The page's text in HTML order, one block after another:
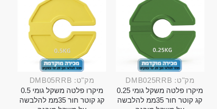
מק"ט: DMB025RRB
מיקרו פלטה משקל גומי 0.25
קג קוטר חור 35ממ להלבשה
מק"ט: DMB05RRB
מיקרו פלטה משקל גומי 0.5
קג קוטר חור 35ממ להלבשה